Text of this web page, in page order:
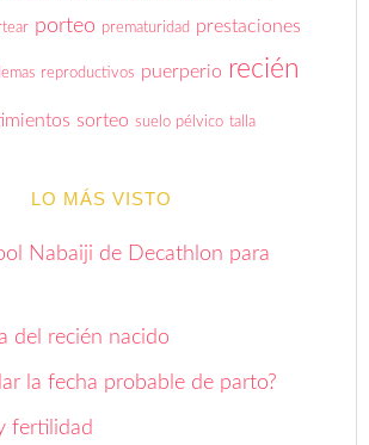
porteo prematuridad prestaciones
reproductivos puerperio recién
sorteo suelo pélvico talla
LO MÁS VISTO
Nabaiji de Decathlon para
del recién nacido
la fecha probable de parto?
fertilidad